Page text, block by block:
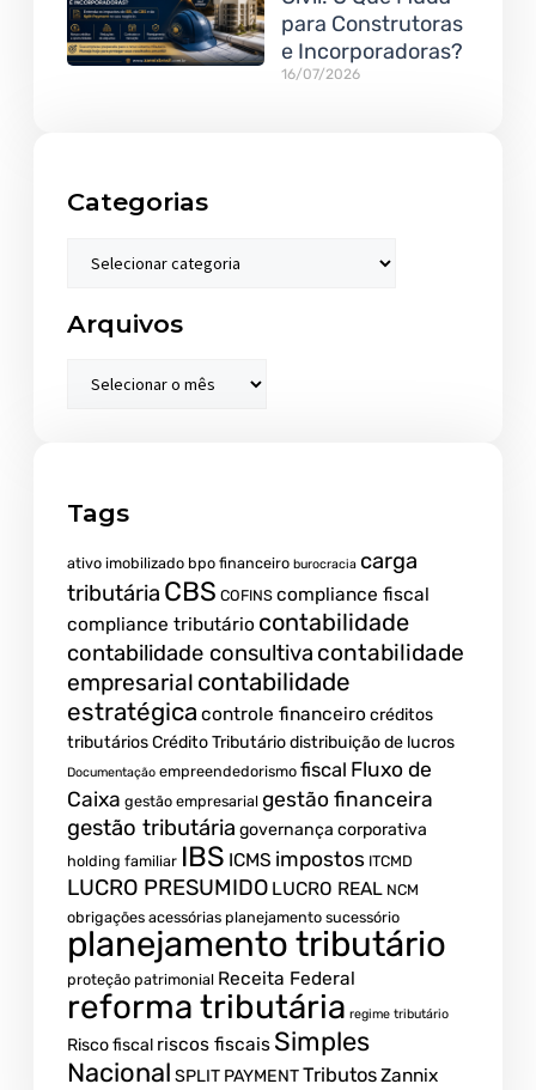
para Construtoras
e Incorporadoras?
16/07/2026
Categorias
Arquivos
Tags
ativo imobilizado bpo financeiro burocracia carga
tributária CBS COFINS compliance fiscal
compliance tributário contabilidade
contabilidade consultiva contabilidade
empresarial contabilidade
estratégica controle financeiro créditos
tributáriosCrédito Tributáriodistribuição de lucros
Documentação empreendedorismo fiscal Fluxo de
Caixa gestão empresarial gestão financeira
gestão tributária governança corporativa
holding familiar IBS ICMS impostos ITCMD
LUCRO PRESUMIDO LUCRO REAL NCM
obrigações acessórias planejamento sucessório
planejamento tributário
proteção patrimonial Receita Federal
reforma tributária regime tributário
Risco fiscal riscos fiscais Simples
Nacional SPLIT PAYMENTTributosZannix